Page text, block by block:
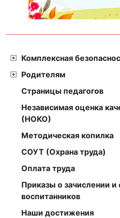
Комплексная
Родителям
Страницы педагогов
Независимая оценка
(НОКО)
Методическая копилка
СОУТ (Охрана труда)
Оплата труда
Приказы о зачислении и
воспитанников
Наши достижения